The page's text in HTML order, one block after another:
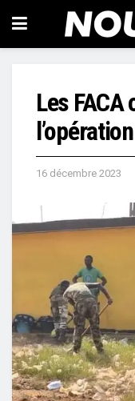
Les
16 décembre 2023